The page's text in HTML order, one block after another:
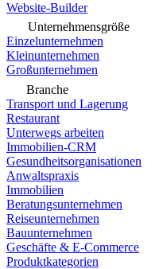
Website-Builder
Unternehmensgröße
Einzelunternehmen
Kleinunternehmen
Großunternehmen
Branche
Transport und Lagerung
Restaurant
Unterwegs arbeiten
Immobilien-CRM
Gesundheitsorganisationen
Anwaltspraxis
Immobilien
Beratungsunternehmen
Reiseunternehmen
Bauunternehmen
Geschäfte & E-Commerce
Produktkategorien